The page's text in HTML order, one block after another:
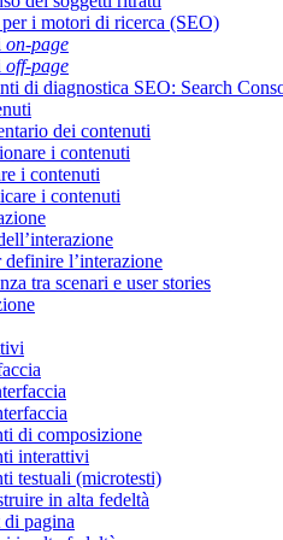
i motori di ricerca (SEO)
on-page
off-page
di diagnostica SEO: Search
dei contenuti
i contenuti
i contenuti
i contenuti
definire l’interazione
tra scenari e user stories
di composizione
interattivi
testuali (microtesti)
in alta fedeltà
pagina